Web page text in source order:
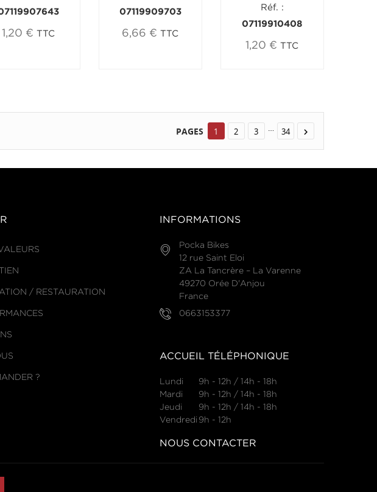
1,20 € TTC
07119909703
6,66 € TTC
Réf. :
07119910408
1,20 € TTC
PAGES 1 2 3 … 34 
/ RESTAURATION
?
INFORMATIONS
Pocka Bikes
12 rue Saint Eloi
ZA La Tancrère – La Varenne
49270 Orée D'Anjou
France
0663153377
ACCUEIL TÉLÉPHONIQUE
Lundi
9h - 12h / 14h - 18h
Mardi
9h - 12h / 14h - 18h
Jeudi
9h - 12h / 14h - 18h
Vendredi 9h - 12h
NOUS CONTACTER